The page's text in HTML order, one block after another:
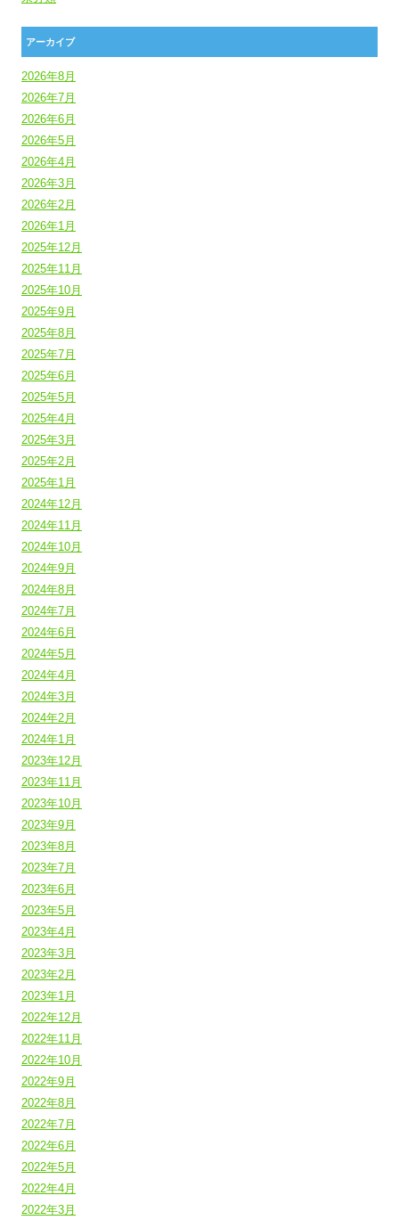
アーカイブ
2026年8月
2026年7月
2026年6月
2026年5月
2026年4月
2026年3月
2026年2月
2026年1月
2025年12月
2025年11月
2025年10月
2025年9月
2025年8月
2025年7月
2025年6月
2025年5月
2025年4月
2025年3月
2025年2月
2025年1月
2024年12月
2024年11月
2024年10月
2024年9月
2024年8月
2024年7月
2024年6月
2024年5月
2024年4月
2024年3月
2024年2月
2024年1月
2023年12月
2023年11月
2023年10月
2023年9月
2023年8月
2023年7月
2023年6月
2023年5月
2023年4月
2023年3月
2023年2月
2023年1月
2022年12月
2022年11月
2022年10月
2022年9月
2022年8月
2022年7月
2022年6月
2022年5月
2022年4月
2022年3月